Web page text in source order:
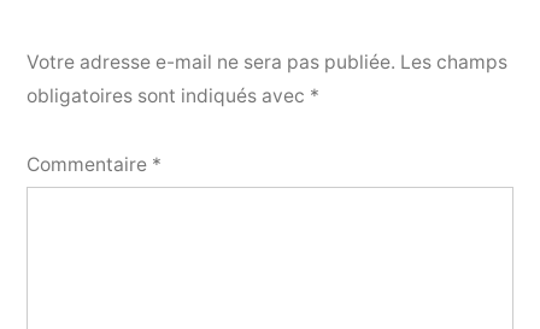
Votre adresse e-mail ne sera pas publiée. Les champs
obligatoires sont indiqués avec *
Commentaire *